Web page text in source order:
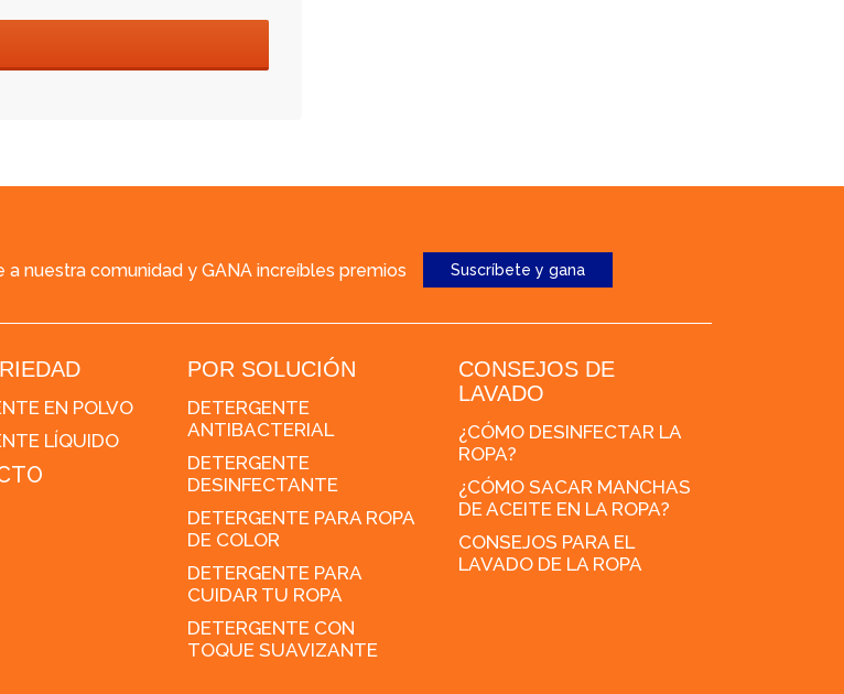
a nuestra comunidad y GANA increíbles premios Suscríbete y gana
EN POLVO
LÍQUIDO
POR SOLUCIÓN
DETERGENTE
ANTIBACTERIAL
DETERGENTE
DESINFECTANTE
DETERGENTE PARA ROPA
DE COLOR
DETERGENTE PARA
CUIDAR TU ROPA
DETERGENTE CON
TOQUE SUAVIZANTE
CONSEJOS DE
LAVADO
¿CÓMO DESINFECTAR LA
ROPA?
¿CÓMO SACAR MANCHAS
DE ACEITE EN LA ROPA?
CONSEJOS PARA EL
LAVADO DE LA ROPA